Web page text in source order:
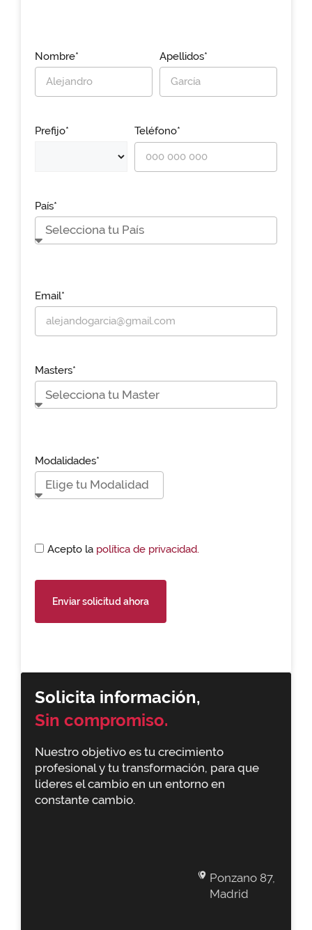
Solicita información,
Sin compromiso.
Nuestro objetivo es tu crecimiento
profesional y tu transformación, para que
lideres el cambio en un entorno en
constante cambio.
Ponzano 87,
Madrid
Nombre* Apellidos*
Prefijo* Teléfono*
País*
Email*
Masters*
Modalidades*
Acepto la política de privacidad.
Enviar solicitud ahora